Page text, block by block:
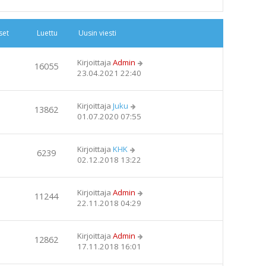
Luettu Uusin viesti
16055 Kirjoittaja Admin
23.04.2021 22:40
13862 Kirjoittaja Juku
01.07.2020 07:55
6239 Kirjoittaja KHK
02.12.2018 13:22
11244 Kirjoittaja Admin
22.11.2018 04:29
12862 Kirjoittaja Admin
17.11.2018 16:01